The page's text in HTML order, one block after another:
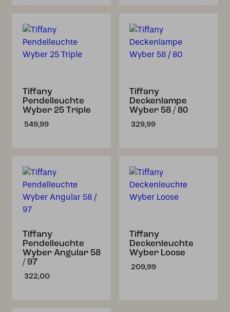
Tiffany
Pendelleuchte
Wyber 25 Triple
549,99
Tiffany
Deckenlampe
Wyber 58 / 80
329,99
Tiffany
Pendelleuchte
Wyber Angular 58
/ 97
322,00
Tiffany
Deckenleuchte
Wyber Loose
209,99